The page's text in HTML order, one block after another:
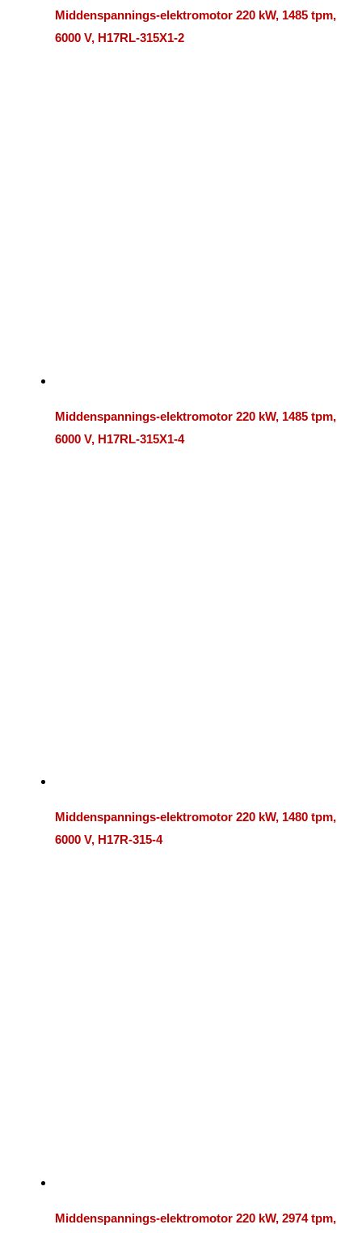
Middenspannings-elektromotor 220 kW, 1485 tpm,
6000 V, H17RL-315X1-2
Middenspannings-elektromotor 220 kW, 1485 tpm,
6000 V, H17RL-315X1-4
Middenspannings-elektromotor 220 kW, 1480 tpm,
6000 V, H17R-315-4
Middenspannings-elektromotor 220 kW, 2974 tpm,